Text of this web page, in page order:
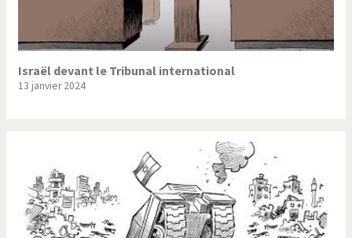
Israël devant le Tribunal international
13 janvier 2024